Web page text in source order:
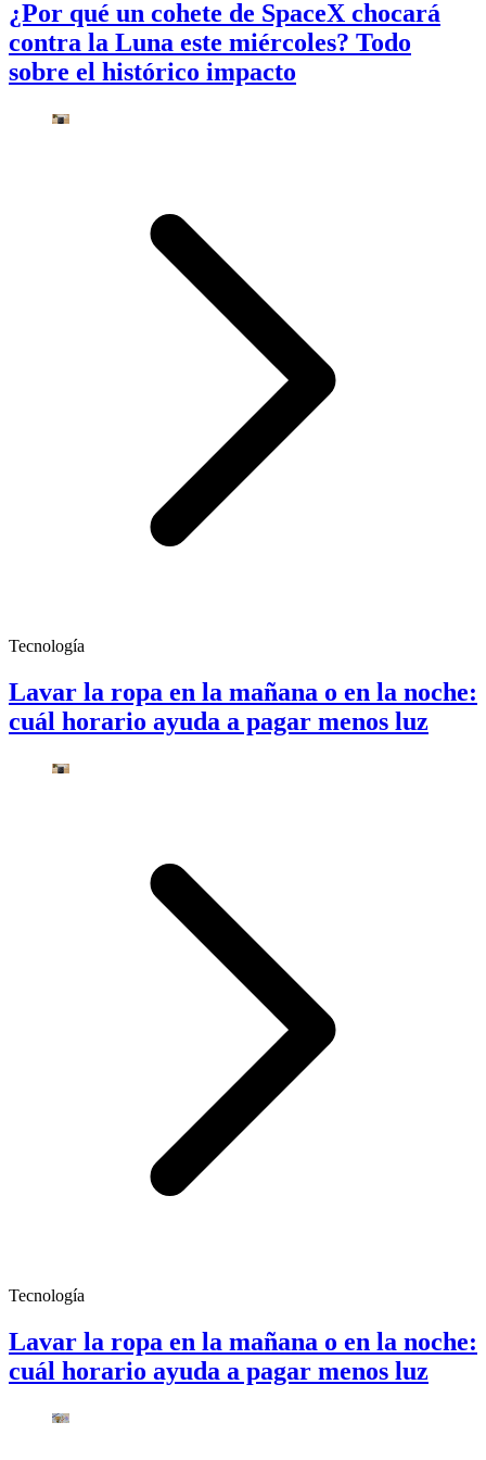
¿Por qué un cohete de SpaceX chocará
contra la Luna este miércoles? Todo
sobre el histórico impacto
Tecnología
Lavar la ropa en la mañana o en la noche:
cuál horario ayuda a pagar menos luz
Tecnología
Lavar la ropa en la mañana o en la noche:
cuál horario ayuda a pagar menos luz